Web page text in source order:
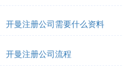
开曼注册公司需要什么资料
开曼注册公司流程